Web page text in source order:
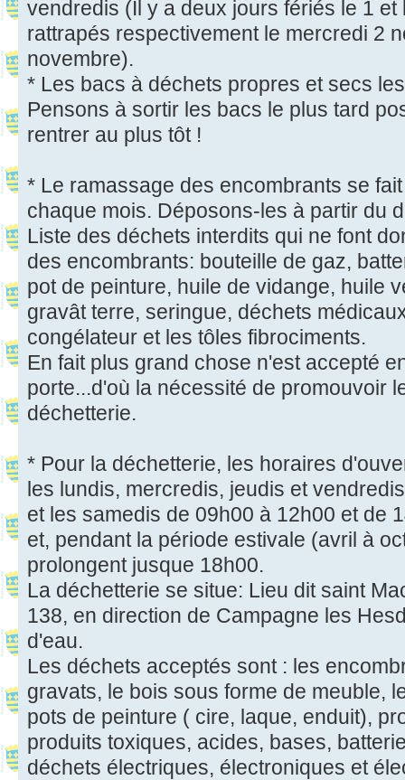
vendredis (Il y a deux jours fériés le 1
rattrapés respectivement le mercredi 2
novembre).
* Les bacs à déchets propres et secs
Pensons à sortir les bacs le plus tard
rentrer au plus tôt !
* Le ramassage des encombrants se
chaque mois. Déposons-les à partir du
Liste des déchets interdits qui ne font
des encombrants: bouteille de gaz,
pot de peinture, huile de vidange, huile
gravât terre, seringue, déchets
congélateur et les tôles fibrociments.
En fait plus grand chose n'est accepté
porte...d'où la nécessité de promouvoir
déchetterie.
* Pour la déchetterie, les horaires
les lundis, mercredis, jeudis et
et les samedis de 09h00 à 12h00 et de
et, pendant la période estivale (avril à
prolongent jusque 18h00.
La déchetterie se situe: Lieu dit saint
138, en direction de Campagne les
d'eau.
Les déchets acceptés sont : les
gravats, le bois sous forme de meuble,
pots de peinture ( cire, laque, enduit),
produits toxiques, acides, bases,
déchets électriques, électroniques et